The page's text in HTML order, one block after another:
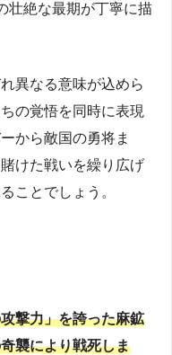
壮絶な最期が丁寧に描
異なる意味が込めら
の覚悟を同時に表現
から敵国の勇将ま
けた戦いを繰り広げ
ことでしょう。
撃力」を誇った麻鉱
襲により戦死しま